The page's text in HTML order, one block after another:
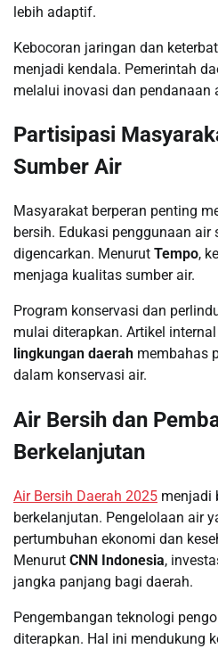
lebih adaptif.
Kebocoran jaringan dan
menjadi kendala. Pemerintah
melalui inovasi dan pendanaan
Partisipasi
Sumber Air
Masyarakat berperan penting
bersih. Edukasi penggunaan air
digencarkan. Menurut Tempo,
menjaga kualitas sumber air.
Program konservasi dan
mulai diterapkan. Artikel
lingkungan daerah membahas
dalam konservasi air.
Air Bersih dan
Berkelanjutan
Air Bersih Daerah 2025 menjadi
berkelanjutan. Pengelolaan air
pertumbuhan ekonomi dan
Menurut CNN Indonesia,
jangka panjang bagi daerah.
Pengembangan teknologi
diterapkan. Hal ini mendukung